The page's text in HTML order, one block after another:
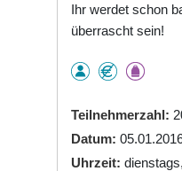
Ihr werdet schon
überrascht sein!
Teilnehmerzahl
Datum
Uhrzeit